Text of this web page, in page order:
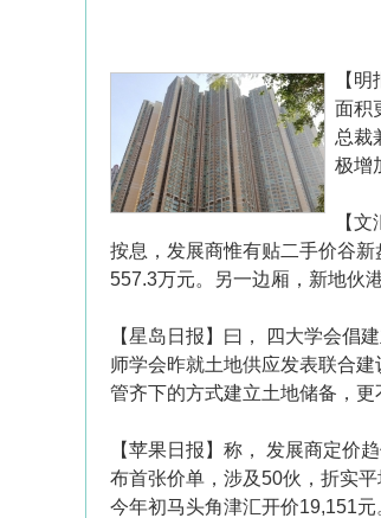
【
面积
总裁
极增
【
按息，发展商惟有贴二手价谷
557.3万元。另一边厢，新地伙
【星岛日报】曰， 四大学会倡
师学会昨就土地供应发表联合
管齐下的方式建立土地储备，
【苹果日报】称， 发展商定价
布首张价单，涉及50伙，折实
今年初马头角津汇开价19,151元